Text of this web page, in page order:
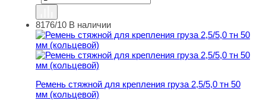
Ремень стяжной для крепления груза 2,5/5,0 тн 50 мм
8176/10 В наличии
Ремень стяжной для крепления груза 2,5/5,0 тн 50
мм (кольцевой)